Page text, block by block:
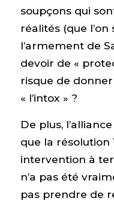
soupçons qui
réalités (que
l’armement de
devoir de «
risque de
« l’intox » ?
De plus,
que la résolution
intervention à
n’a pas été
pas prendre de